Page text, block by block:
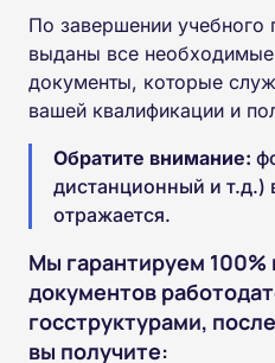
По завершении учебного
выданы все
документы, которые
вашей квалификации и
Обратите внимание:
дистанционный и т.д.)
отражается.
Мы гарантируем 100%
документов
госструктурами,
вы получите: